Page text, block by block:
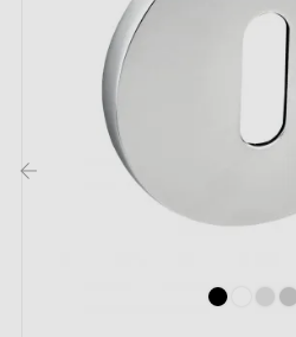
condamnation. Nous
rosaces dans cet
2. Les types de rosaces
différence entre la clé "i",
condamnation
Il est important de